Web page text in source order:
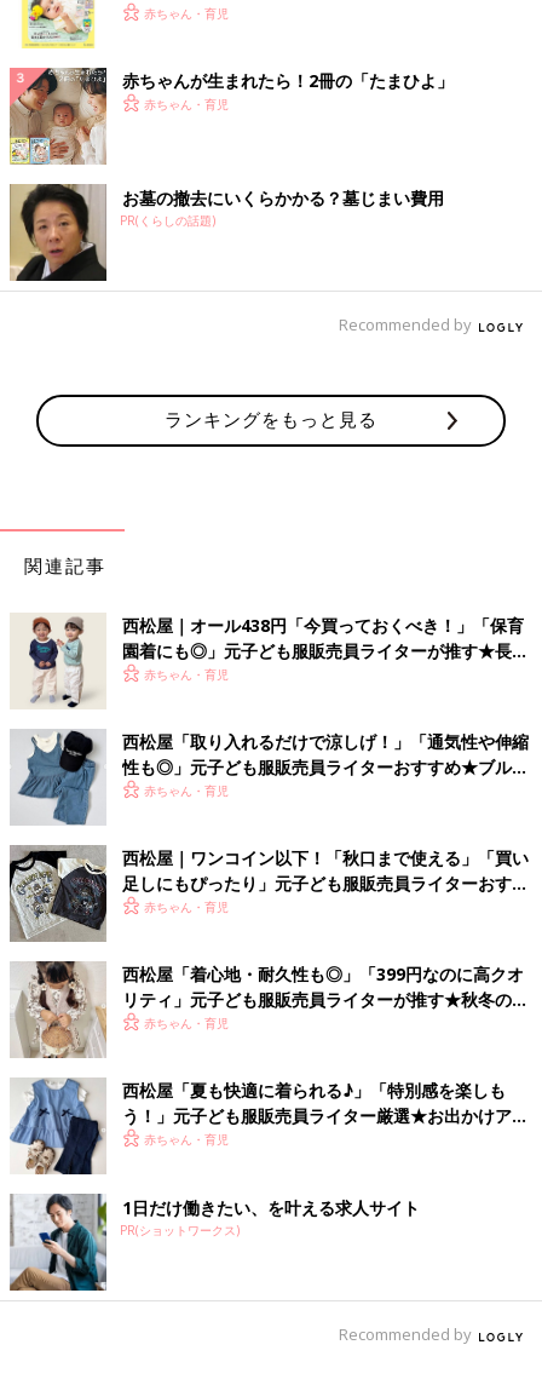
く！ おっぱい・ミルクの基本と夏のトラブル 解決テ
赤ちゃん・育児
赤ちゃんが生まれたら！2冊の「たまひよ」
赤ちゃん・育児
お墓の撤去にいくらかかる？墓じまい費用
PR(くらしの話題)
Recommended by
ランキングをもっと見る
関連記事
西松屋｜オール438円「今買っておくべき！」「保育
園着にも◎」元子ども服販売員ライターが推す★長袖
Tシャツ5選
赤ちゃん・育児
西松屋「取り入れるだけで涼しげ！」「通気性や伸縮
性も◎」元子ども服販売員ライターおすすめ★ブルー
アイテム5選
赤ちゃん・育児
西松屋｜ワンコイン以下！「秋口まで使える」「買い
足しにもぴったり」元子ども服販売員ライターおすす
め★半袖Tシャツ5選
赤ちゃん・育児
西松屋「着心地・耐久性も◎」「399円なのに高クオ
リティ」元子ども服販売員ライターが推す★秋冬のお
出かけアイテム5選
赤ちゃん・育児
西松屋「夏も快適に着られる♪」「特別感を楽しも
う！」元子ども服販売員ライター厳選★お出かけアイ
テム5選
赤ちゃん・育児
1日だけ働きたい、を叶える求人サイト
PR(ショットワークス)
Recommended by